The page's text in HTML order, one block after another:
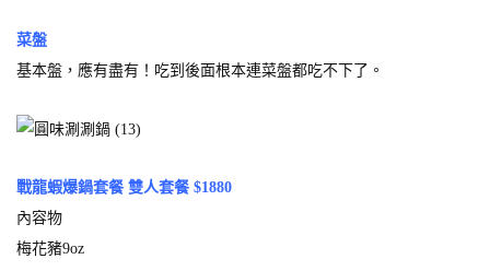
菜盤
基本盤，應有盡有！吃到後面根本連菜盤都吃不下了。
戰龍蝦爆鍋套餐 雙人套餐 $1880
內容物
梅花豬9oz